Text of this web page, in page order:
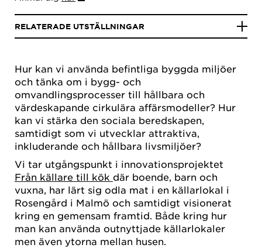
Hur kan vi använda befintliga byggda miljöer
och tänka om i bygg- och
omvandlingsprocesser till hållbara och
värdeskapande cirkulära affärsmodeller? Hur
kan vi stärka den sociala beredskapen,
samtidigt som vi utvecklar attraktiva,
inkluderande och hållbara livsmiljöer?
Vi tar utgångspunkt i innovationsprojektet
Från källare till kök där boende, barn och
vuxna, har lärt sig odla mat i en källarlokal i
Rosengård i Malmö och samtidigt visionerat
kring en gemensam framtid. Både kring hur
man kan använda outnyttjade källarlokaler
men även ytorna mellan husen.
RELATERADE UTSTÄLLNINGAR